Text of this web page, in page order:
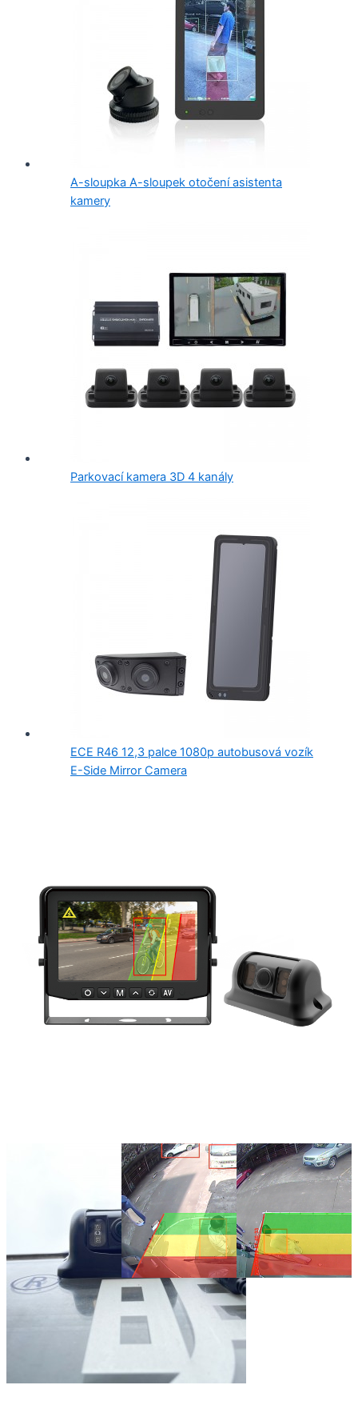
A-sloupka A-sloupek otočení asistenta
kamery
Parkovací kamera 3D 4 kanály
ECE R46 12,3 palce 1080p autobusová vozík
E-Side Mirror Camera